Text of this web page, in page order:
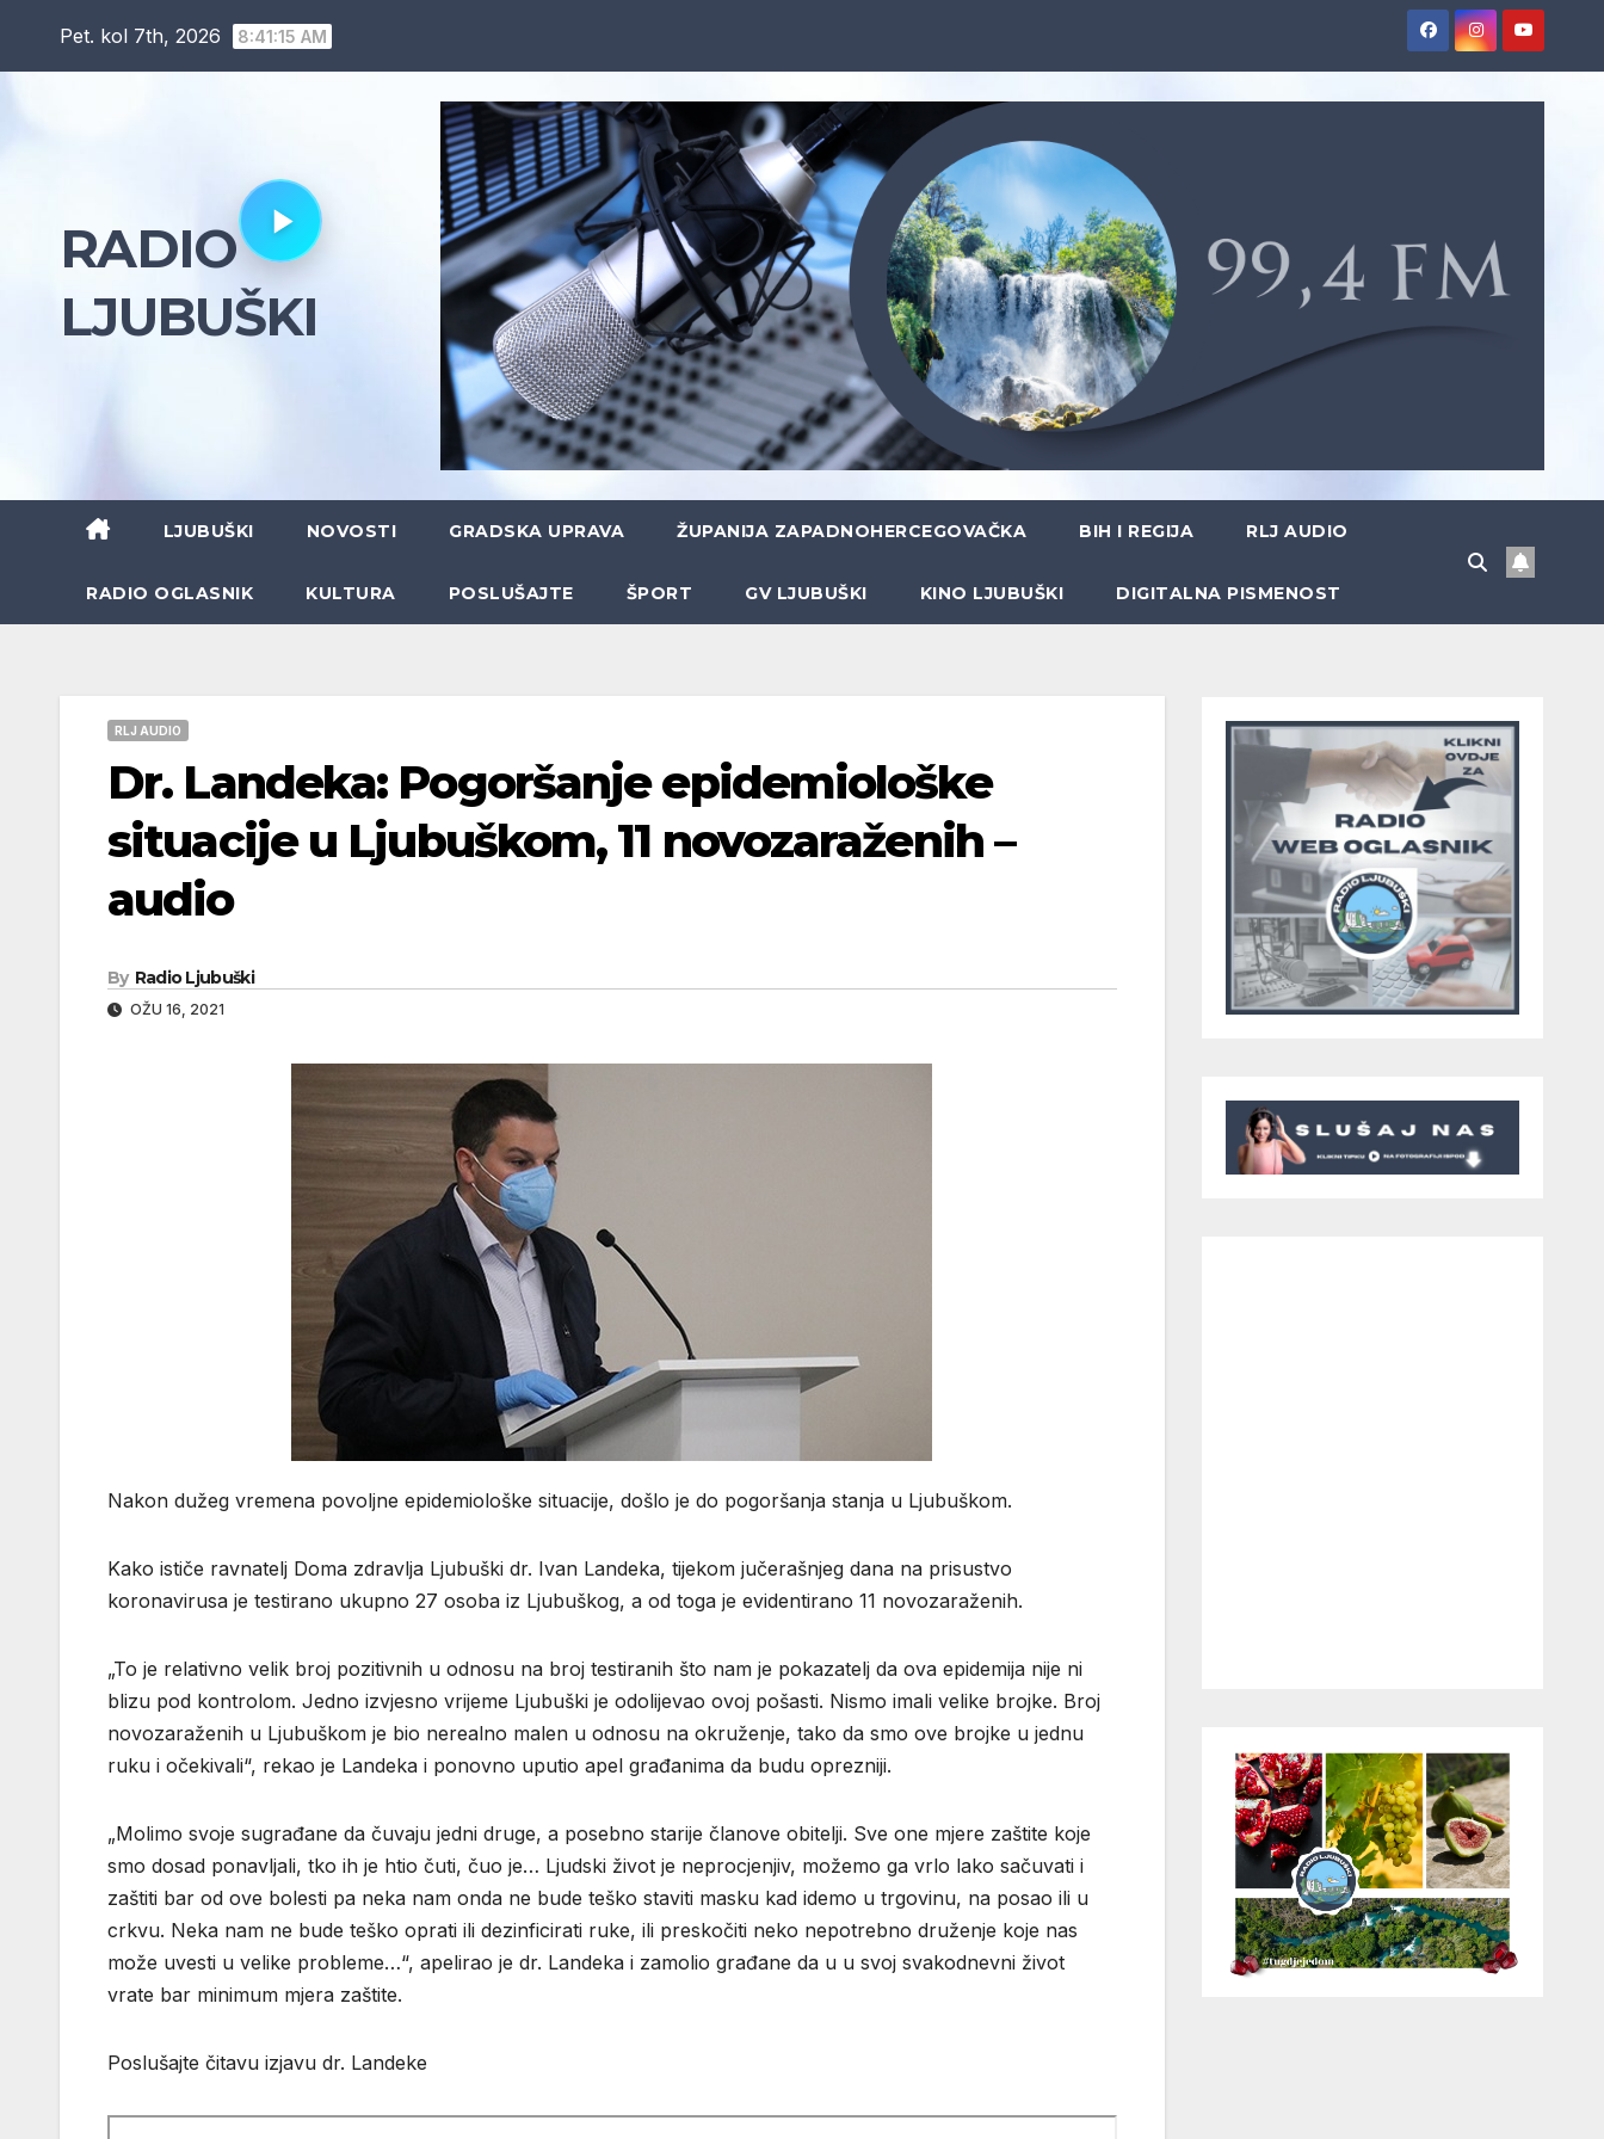
Pet. kol 7th, 2026 8:41:16 AM
RADIO
LJUBUŠKI
LJUBUŠKI NOVOSTI GRADSKA UPRAVA ŽUPANIJA ZAPADNOHERCEGOVAČKA BIH I REGIJA RLJ AUDIO
RADIO OGLASNIK KULTURA POSLUŠAJTE ŠPORT GV LJUBUŠKI KINO LJUBUŠKI DIGITALNA PISMENOST
RLJ AUDIO
Dr. Landeka: Pogoršanje epidemiološke
situacije u Ljubuškom, 11 novozaraženih –
audio
By Radio Ljubuški
OŽU 16, 2021
Nakon dužeg vremena povoljne epidemiološke situacije, došlo je do pogoršanja stanja u Ljubuškom.
Kako ističe ravnatelj Doma zdravlja Ljubuški dr. Ivan Landeka, tijekom jučerašnjeg dana na prisustvo
koronavirusa je testirano ukupno 27 osoba iz Ljubuškog, a od toga je evidentirano 11 novozaraženih.
„To je relativno velik broj pozitivnih u odnosu na broj testiranih što nam je pokazatelj da ova epidemija nije ni
blizu pod kontrolom. Jedno izvjesno vrijeme Ljubuški je odolijevao ovoj pošasti. Nismo imali velike brojke. Broj
novozaraženih u Ljubuškom je bio nerealno malen u odnosu na okruženje, tako da smo ove brojke u jednu
ruku i očekivali“, rekao je Landeka i ponovno uputio apel građanima da budu oprezniji.
„Molimo svoje sugrađane da čuvaju jedni druge, a posebno starije članove obitelji. Sve one mjere zaštite koje
smo dosad ponavljali, tko ih je htio čuti, čuo je… Ljudski život je neprocjenjiv, možemo ga vrlo lako sačuvati i
zaštiti bar od ove bolesti pa neka nam onda ne bude teško staviti masku kad idemo u trgovinu, na posao ili u
crkvu. Neka nam ne bude teško oprati ili dezinficirati ruke, ili preskočiti neko nepotrebno druženje koje nas
može uvesti u velike probleme…“, apelirao je dr. Landeka i zamolio građane da u u svoj svakodnevni život
vrate bar minimum mjera zaštite.
Poslušajte čitavu izjavu dr. Landeke